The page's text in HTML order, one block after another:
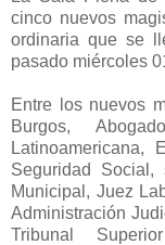
cinco nuevos
ordinaria que se
pasado miércoles
Entre los nuevos
Burgos,
Latinoamericana,
Seguridad
Municipal, Juez
Administración
Tribunal